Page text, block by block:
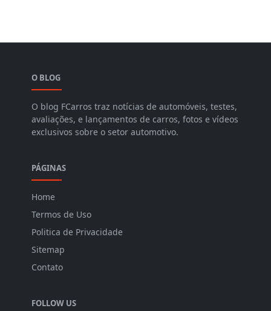
O BLOG
O blog FCarros traz notícias de automóveis, testes,
avaliações, e lançamentos de carros, fotos e vídeos
exclusivos sobre o setor automotivo.
PÁGINAS
Home
Termos de Uso
Politica de Privacidade
Sitemap
Contato
FOLLOW US